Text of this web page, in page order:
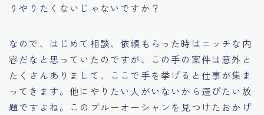
りやりたくないじゃないですか？
なので、はじめて相談、依頼もらった時はニッチな内
容だなと思っていたのですが、この手の案件は意外と
たくさんありまして、ここで手を挙げると仕事が集ま
ってきます。他にやりたい人がいないから選びたい放
題ですよね。このブルーオーシャンを見つけたおかげ